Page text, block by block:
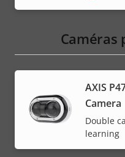
Caméras
AXIS
Camera
Double
learning